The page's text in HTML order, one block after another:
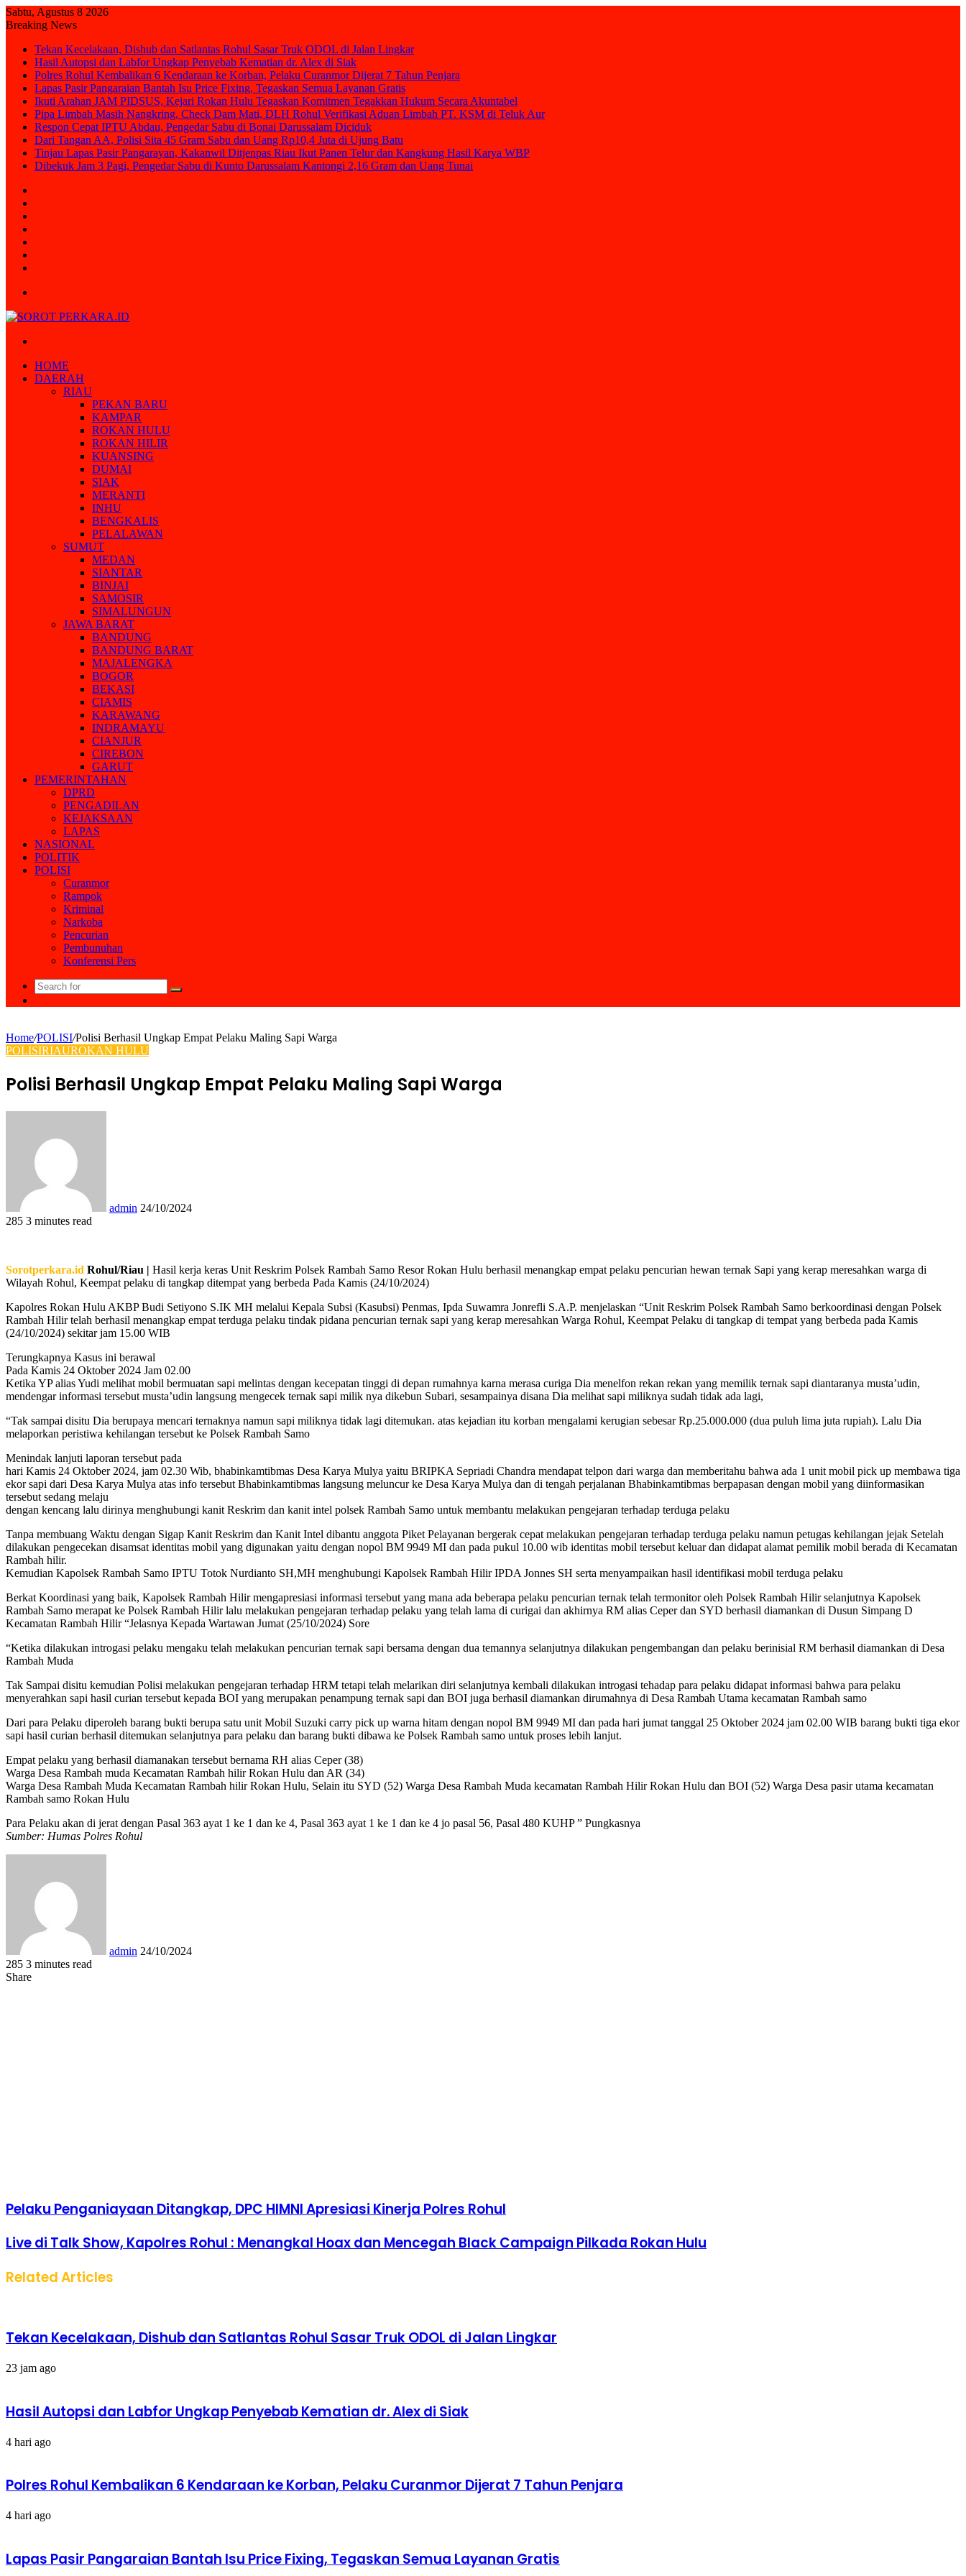
Sabtu, Agustus 8 2026
Breaking News
Tekan Kecelakaan, Dishub dan Satlantas Rohul Sasar Truk ODOL di Jalan Lingkar
Hasil Autopsi dan Labfor Ungkap Penyebab Kematian dr. Alex di Siak
Polres Rohul Kembalikan 6 Kendaraan ke Korban, Pelaku Curanmor Dijerat 7 Tahun Penjara
Lapas Pasir Pangaraian Bantah Isu Price Fixing, Tegaskan Semua Layanan Gratis
Ikuti Arahan JAM PIDSUS, Kejari Rokan Hulu Tegaskan Komitmen Tegakkan Hukum Secara Akuntabel
Pipa Limbah Masih Nangkring, Check Dam Mati, DLH Rohul Verifikasi Aduan Limbah PT. KSM di Teluk Aur
Respon Cepat IPTU Abdau, Pengedar Sabu di Bonai Darussalam Diciduk
Dari Tangan AA, Polisi Sita 45 Gram Sabu dan Uang Rp10,4 Juta di Ujung Batu
Tinjau Lapas Pasir Pangarayan, Kakanwil Ditjenpas Riau Ikut Panen Telur dan Kangkung Hasil Karya WBP
Dibekuk Jam 3 Pagi, Pengedar Sabu di Kunto Darussalam Kantongi 2,16 Gram dan Uang Tunai
HOME
DAERAH
RIAU
PEKAN BARU
KAMPAR
ROKAN HULU
ROKAN HILIR
KUANSING
DUMAI
SIAK
MERANTI
INHU
BENGKALIS
PELALAWAN
SUMUT
MEDAN
SIANTAR
BINJAI
SAMOSIR
SIMALUNGUN
JAWA BARAT
BANDUNG
BANDUNG BARAT
MAJALENGKA
BOGOR
BEKASI
CIAMIS
KARAWANG
INDRAMAYU
CIANJUR
CIREBON
GARUT
PEMERINTAHAN
DPRD
PENGADILAN
KEJAKSAAN
LAPAS
NASIONAL
POLITIK
POLISI
Curanmor
Rampok
Kriminal
Narkoba
Pencurian
Pembunuhan
Konferensi Pers
Search
for
Home/POLISI/Polisi Berhasil Ungkap Empat Pelaku Maling Sapi Warga
POLISIRIAUROKAN HULU
Polisi Berhasil Ungkap Empat Pelaku Maling Sapi Warga
admin 24/10/2024
285 3 minutes read
Sorotperkara.id Rohul/Riau | Hasil kerja keras Unit Reskrim Polsek Rambah Samo Resor Rokan Hulu berhasil menangkap empat pelaku pencurian hewan ternak Sapi yang kerap meresahkan warga di
Wilayah Rohul, Keempat pelaku di tangkap ditempat yang berbeda Pada Kamis (24/10/2024)
Kapolres Rokan Hulu AKBP Budi Setiyono S.IK MH melalui Kepala Subsi (Kasubsi) Penmas, Ipda Suwamra Jonrefli S.A.P. menjelaskan “Unit Reskrim Polsek Rambah Samo berkoordinasi dengan Polsek
Rambah Hilir telah berhasil menangkap empat terduga pelaku tindak pidana pencurian ternak sapi yang kerap meresahkan Warga Rohul, Keempat Pelaku di tangkap di tempat yang berbeda pada Kamis
(24/10/2024) sekitar jam 15.00 WIB
Terungkapnya Kasus ini berawal
Pada Kamis 24 Oktober 2024 Jam 02.00
Ketika YP alias Yudi melihat mobil bermuatan sapi melintas dengan kecepatan tinggi di depan rumahnya karna merasa curiga Dia menelfon rekan rekan yang memilik ternak sapi diantaranya musta’udin,
mendengar informasi tersebut musta’udin langsung mengecek ternak sapi milik nya dikebun Subari, sesampainya disana Dia melihat sapi miliknya sudah tidak ada lagi,
“Tak sampai disitu Dia berupaya mencari ternaknya namun sapi miliknya tidak lagi ditemukan. atas kejadian itu korban mengalami kerugian sebesar Rp.25.000.000 (dua puluh lima juta rupiah). Lalu Dia
melaporkan peristiwa kehilangan tersebut ke Polsek Rambah Samo
Menindak lanjuti laporan tersebut pada
hari Kamis 24 Oktober 2024, jam 02.30 Wib, bhabinkamtibmas Desa Karya Mulya yaitu BRIPKA Sepriadi Chandra mendapat telpon dari warga dan memberitahu bahwa ada 1 unit mobil pick up membawa tiga
ekor sapi dari Desa Karya Mulya atas info tersebut Bhabinkamtibmas langsung meluncur ke Desa Karya Mulya dan di tengah perjalanan Bhabinkamtibmas berpapasan dengan mobil yang diinformasikan
tersebut sedang melaju
dengan kencang lalu dirinya menghubungi kanit Reskrim dan kanit intel polsek Rambah Samo untuk membantu melakukan pengejaran terhadap terduga pelaku
Tanpa membuang Waktu dengan Sigap Kanit Reskrim dan Kanit Intel dibantu anggota Piket Pelayanan bergerak cepat melakukan pengejaran terhadap terduga pelaku namun petugas kehilangan jejak Setelah
dilakukan pengecekan disamsat identitas mobil yang digunakan yaitu dengan nopol BM 9949 MI dan pada pukul 10.00 wib identitas mobil tersebut keluar dan didapat alamat pemilik mobil berada di Kecamatan
Rambah hilir.
Kemudian Kapolsek Rambah Samo IPTU Totok Nurdianto SH,MH menghubungi Kapolsek Rambah Hilir IPDA Jonnes SH serta menyampaikan hasil identifikasi mobil terduga pelaku
Berkat Koordinasi yang baik, Kapolsek Rambah Hilir mengapresiasi informasi tersebut yang mana ada beberapa pelaku pencurian ternak telah termonitor oleh Polsek Rambah Hilir selanjutnya Kapolsek
Rambah Samo merapat ke Polsek Rambah Hilir lalu melakukan pengejaran terhadap pelaku yang telah lama di curigai dan akhirnya RM alias Ceper dan SYD berhasil diamankan di Dusun Simpang D
Kecamatan Rambah Hilir “Jelasnya Kepada Wartawan Jumat (25/10/2024) Sore
“Ketika dilakukan introgasi pelaku mengaku telah melakukan pencurian ternak sapi bersama dengan dua temannya selanjutnya dilakukan pengembangan dan pelaku berinisial RM berhasil diamankan di Desa
Rambah Muda
Tak Sampai disitu kemudian Polisi melakukan pengejaran terhadap HRM tetapi telah melarikan diri selanjutnya kembali dilakukan introgasi tehadap para pelaku didapat informasi bahwa para pelaku
menyerahkan sapi hasil curian tersebut kepada BOI yang merupakan penampung ternak sapi dan BOI juga berhasil diamankan dirumahnya di Desa Rambah Utama kecamatan Rambah samo
Dari para Pelaku diperoleh barang bukti berupa satu unit Mobil Suzuki carry pick up warna hitam dengan nopol BM 9949 MI dan pada hari jumat tanggal 25 Oktober 2024 jam 02.00 WIB barang bukti tiga ekor
sapi hasil curian berhasil ditemukan selanjutnya para pelaku dan barang bukti dibawa ke Polsek Rambah samo untuk proses lebih lanjut.
Empat pelaku yang berhasil diamanakan tersebut bernama RH alias Ceper (38)
Warga Desa Rambah muda Kecamatan Rambah hilir Rokan Hulu dan AR (34)
Warga Desa Rambah Muda Kecamatan Rambah hilir Rokan Hulu, Selain itu SYD (52) Warga Desa Rambah Muda kecamatan Rambah Hilir Rokan Hulu dan BOI (52) Warga Desa pasir utama kecamatan
Rambah samo Rokan Hulu
Para Pelaku akan di jerat dengan Pasal 363 ayat 1 ke 1 dan ke 4, Pasal 363 ayat 1 ke 1 dan ke 4 jo pasal 56, Pasal 480 KUHP ” Pungkasnya
Sumber: Humas Polres Rohul
admin 24/10/2024
285 3 minutes read
Facebook
Twitter
LinkedIn
Tumblr
Pinterest
Reddit
VKontakte
Odnoklassniki
Pocket
WhatsApp
Share
Print
Share
Pelaku Penganiayaan Ditangkap, DPC HIMNI Apresiasi Kinerja Polres Rohul
Live di Talk Show, Kapolres Rohul : Menangkal Hoax dan Mencegah Black Campaign Pilkada Rokan Hulu
Related Articles
Tekan Kecelakaan, Dishub dan Satlantas Rohul Sasar Truk ODOL di Jalan Lingkar
23 jam ago
Hasil Autopsi dan Labfor Ungkap Penyebab Kematian dr. Alex di Siak
4 hari ago
Polres Rohul Kembalikan 6 Kendaraan ke Korban, Pelaku Curanmor Dijerat 7 Tahun Penjara
4 hari ago
Lapas Pasir Pangaraian Bantah Isu Price Fixing, Tegaskan Semua Layanan Gratis